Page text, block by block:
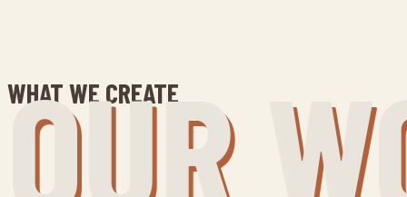
WHAT WE CREATE
OUR